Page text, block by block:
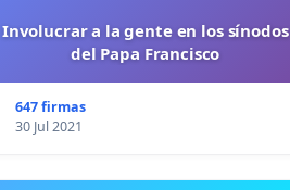
Involucrar a la gente en los sínodos
del Papa Francisco
647 firmas
30 Jul 2021